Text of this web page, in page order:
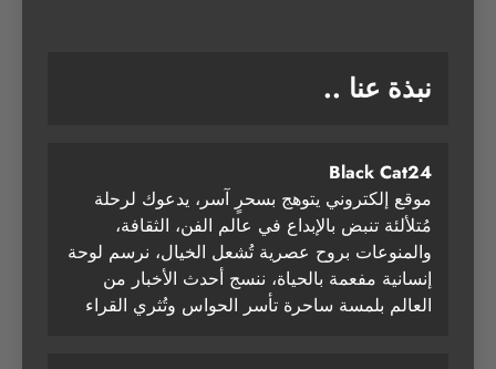
نبذة عنا ..
Black Cat24
موقع إلكتروني يتوهج بسحرٍ آسر، يدعوك لرحلة
مُتلألئة تنبض بالإبداع في عالم الفن، الثقافة،
والمنوعات بروح عصرية تُشعل الخيال، نرسم لوحة
إنسانية مفعمة بالحياة، ننسج أحدث الأخبار من
العالم بلمسة ساحرة تأسر الحواس وتُثري القراء